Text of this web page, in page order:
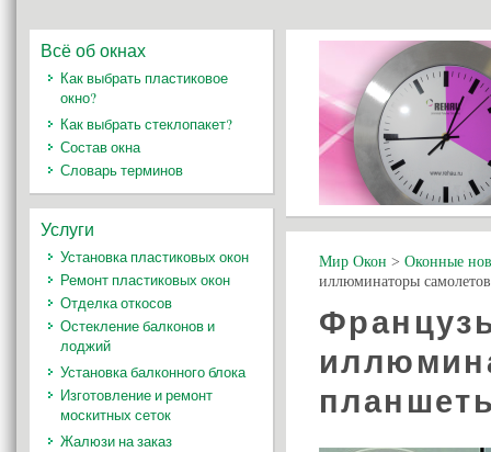
Мир Окон > Оконные
иллюминаторы
Всё об окнах
Как выбрать пластиковое
окно?
Как выбрать стеклопакет?
Состав окна
Словарь терминов
Услуги
Установка пластиковых окон
Ремонт пластиковых окон
Отделка откосов
Остекление балконов и
лоджий
Установка балконного блока
Изготовление и ремонт
москитных сеток
Жалюзи на заказ